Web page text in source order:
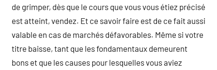
de grimper, dès que le cours que vous vous étiez précisé
est atteint, vendez. Et ce savoir faire est de ce fait aussi
valable en cas de marchés défavorables. Même si votre
titre baisse, tant que les fondamentaux demeurent
bons et que les causes pour lesquelles vous aviez